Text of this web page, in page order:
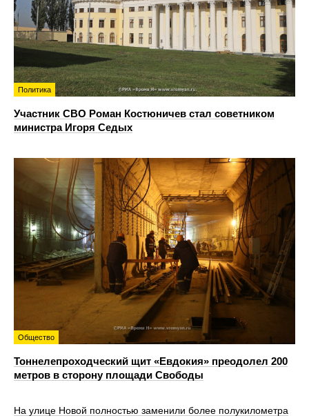
Политика
Участник СВО Роман Костюничев стал советником
министра Игоря Седых
Общество
Тоннелепроходческий щит «Евдокия» преодолел 200
метров в сторону площади Свободы
На улице Новой полностью заменили более полукилометра